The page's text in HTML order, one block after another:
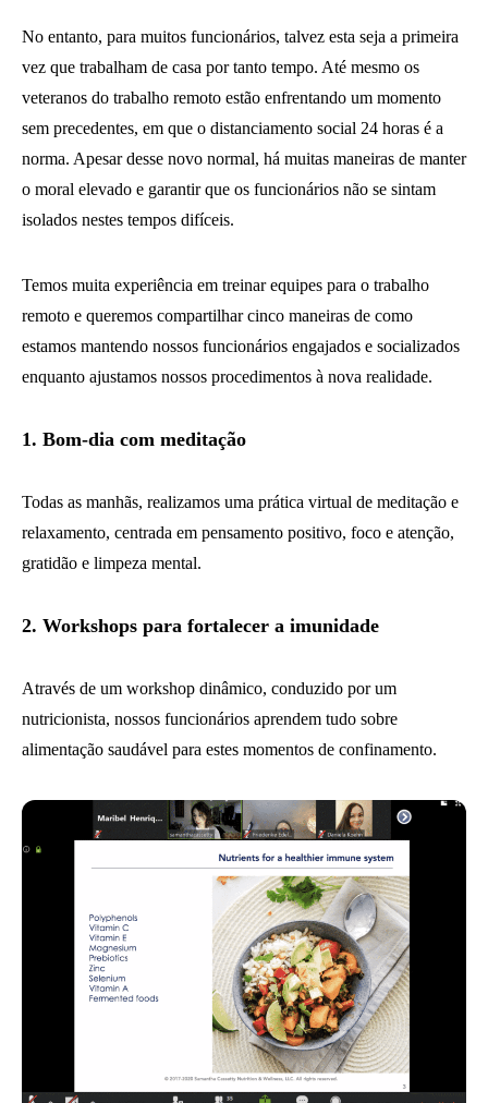
No entanto, para muitos funcionários, talvez esta seja a primeira
vez que trabalham de casa por tanto tempo. Até mesmo os
veteranos do trabalho remoto estão enfrentando um momento
sem precedentes, em que o distanciamento social 24 horas é a
norma. Apesar desse novo normal, há muitas maneiras de manter
o moral elevado e garantir que os funcionários não se sintam
isolados nestes tempos difíceis.
Temos muita experiência em treinar equipes para o trabalho
remoto e queremos compartilhar cinco maneiras de como
estamos mantendo nossos funcionários engajados e socializados
enquanto ajustamos nossos procedimentos à nova realidade.
1. Bom-dia com meditação
Todas as manhãs, realizamos uma prática virtual de meditação e
relaxamento, centrada em pensamento positivo, foco e atenção,
gratidão e limpeza mental.
2. Workshops para fortalecer a imunidade
Através de um workshop dinâmico, conduzido por um
nutricionista, nossos funcionários aprendem tudo sobre
alimentação saudável para estes momentos de confinamento.